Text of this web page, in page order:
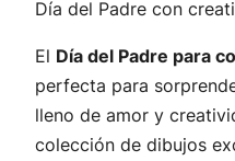
Día del Padre con
El Día del Padre para
perfecta para
lleno de amor y
colección de dibujos